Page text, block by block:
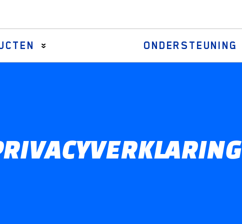
Stuurstangeindassemblages
ONDERSTEUNING